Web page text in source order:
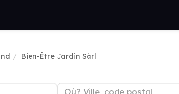
Bien-Être Jardin Sàrl